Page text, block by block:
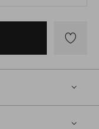
Favoriten